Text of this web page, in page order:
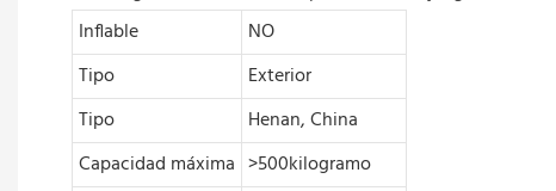
Inflable
NO
Tipo
Exterior
Tipo
Henan, China
Capacidad máxima >500kilogramo